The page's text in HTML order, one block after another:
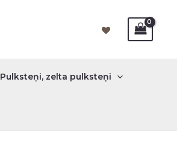
Pulksteņi, zelta pulksteņi